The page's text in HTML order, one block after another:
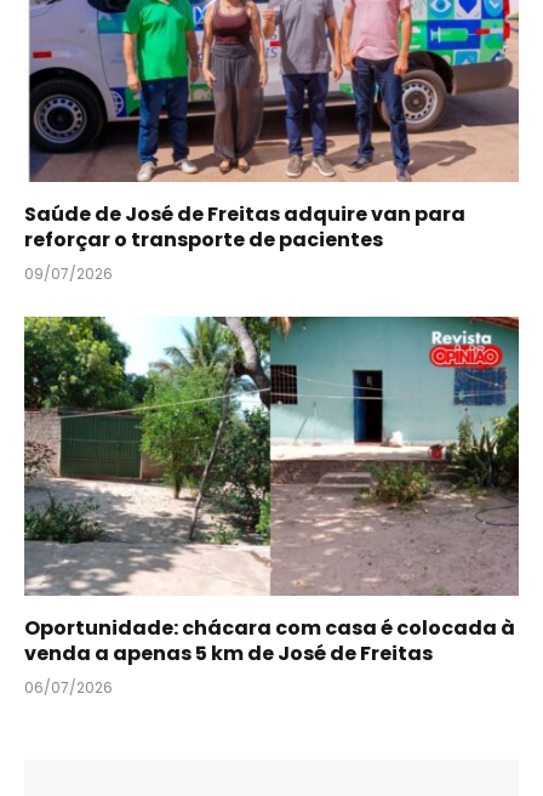
Saúde de José de Freitas adquire van para
reforçar o transporte de pacientes
09/07/2026
Oportunidade: chácara com casa é colocada à
venda a apenas 5 km de José de Freitas
06/07/2026